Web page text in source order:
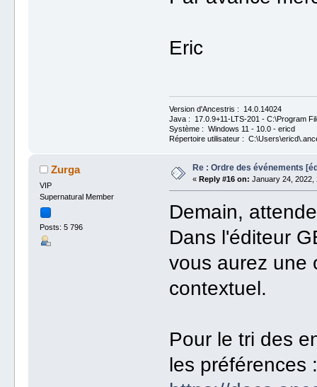
Eric
Version d'Ancestris : 14.0.14024
Java : 17.0.9+11-LTS-201 - C:\Program
Système : Windows 11 - 10.0 - ericd
Répertoire utilisateur :
Zurga
VIP
Supernatural Member
Posts: 5 796
Re : Ordre des événements
« Reply #16 on: January 24, 2022,
Demain,
Dans l'éditeur
vous aurez une
contextuel.
Pour le tri des
les préférences